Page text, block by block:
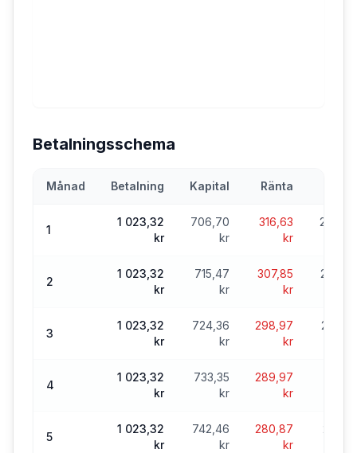
Betalningsschema
Månad Betalning Kapital Ränta
1
1 023,32
kr
706,70
kr
316,63
kr
24
2
1 023,32
kr
715,47
kr
307,85
kr
24
3
1 023,32
kr
724,36
kr
298,97
kr
23
4
1 023,32
kr
733,35
kr
289,97
kr
5
1 023,32
kr
742,46
kr
280,87
kr